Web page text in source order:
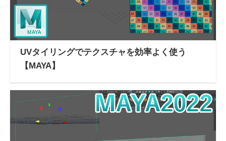
UVタイリングでテクスチャを効率よく使う
【MAYA】